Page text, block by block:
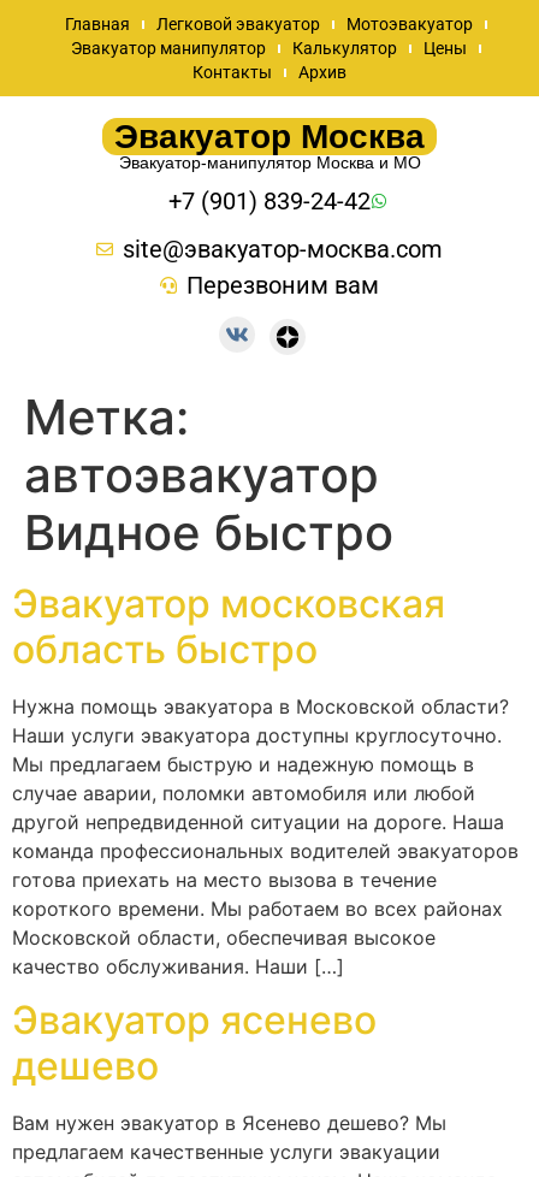
Главная Легковой эвакуатор
Мотоэвакуатор
Эвакуатор манипулятор
Калькулятор
Цены
Контакты
Архив
Эвакуатор Москва
Эвакуатор-манипулятор Москва и МО
+7 (901) 839-24-42
site@эвакуатор-москва.com
Перезвоним вам
Метка:
автоэвакуатор
Видное быстро
Эвакуатор московская
область быстро
Нужна помощь эвакуатора в Московской области?
Наши услуги эвакуатора доступны круглосуточно.
Мы предлагаем быструю и надежную помощь в
случае аварии, поломки автомобиля или любой
другой непредвиденной ситуации на дороге. Наша
команда профессиональных водителей эвакуаторов
готова приехать на место вызова в течение
короткого времени. Мы работаем во всех районах
Московской области, обеспечивая высокое
качество обслуживания. Наши […]
Эвакуатор ясенево
дешево
Вам нужен эвакуатор в Ясенево дешево? Мы
предлагаем качественные услуги эвакуации